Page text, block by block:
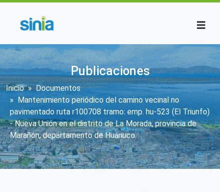
Publicaciones
Sobrescribir enlaces de ayuda a la
Inicio
Documentos
Mantenimiento periódico del camino vecinal no
pavimentado ruta r100708 tramo: emp. hu-523 (El Triunfo)
- Nueva Unión en el distrito de La Morada, provincia de
Marañón, departamento de Huánuco.